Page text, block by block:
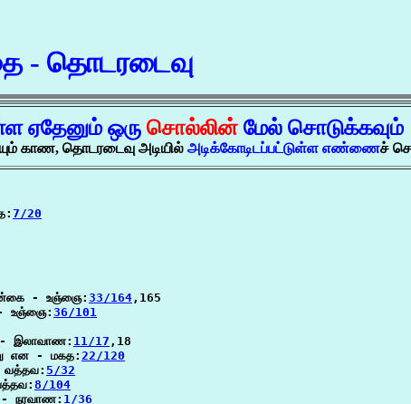
- தொடரடைவு
ஏதேனும் ஒரு சொல்லின்மேல் சொடுக்கவும்
காண, தொடரடைவு அடியில் அடிக்கோடிடப்பட்டுள்ள எண்ணைச்
7/20
- உஞ்ஞை:
33/164,165
- உஞ்ஞை: 36/101
- இலாவாண:
11/17 ,18
என - மகத: 22/120
வத்தவ: 5/32
8/104
- நரவாண: 1/36